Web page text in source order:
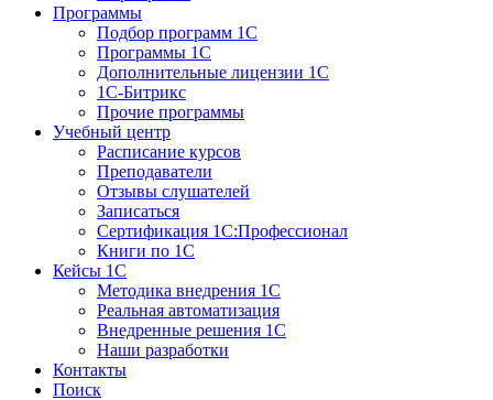
Программы
Подбор программ 1С
Программы 1С
Дополнительные лицензии 1С
1С-Битрикс
Прочие программы
Учебный центр
Расписание курсов
Преподаватели
Отзывы слушателей
Записаться
Сертификация 1С:Профессионал
Книги по 1С
Кейсы 1С
Методика внедрения 1С
Реальная автоматизация
Внедренные решения 1С
Наши разработки
Контакты
Поиск